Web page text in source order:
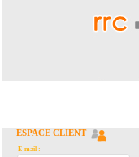
ESPACE CLIENT
E-mail :